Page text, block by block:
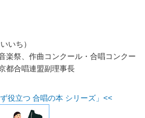
いち）
楽祭、作曲コンクール・合唱コンクー
都合唱連盟副理事長
役立つ 合唱の本 シリーズ」<<